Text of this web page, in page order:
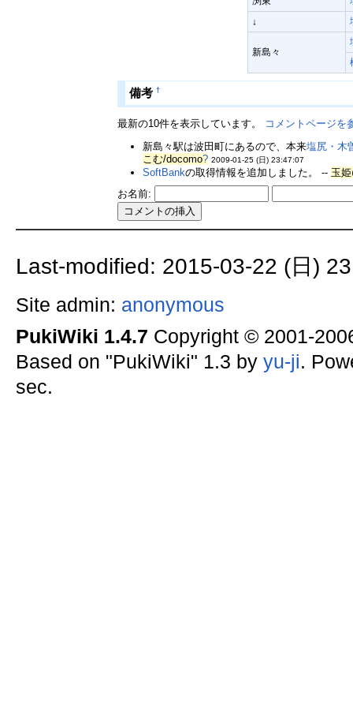
↓
新島々
備考 †
最新の10件を表示しています。
コメントページを
新島々駅は波田町にあるので、本来塩尻・木
こむ/docomo? 2009-01-25 (日) 23:47:07
SoftBankの取得情報を追加しました。 -- 玉
お名前:
Last-modified: 2015-03-22 (日)
Site admin: anonymous
PukiWiki 1.4.7 Copyright © 2001-
Based on "PukiWiki" 1.3 by yu-ji.
sec.